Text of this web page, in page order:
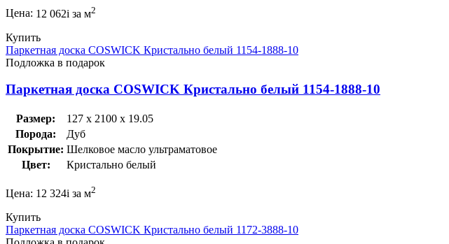
Цена: 12 062i за м2
Купить
Паркетная доска COSWICK Кристально белый 1154-1888-10
Подложка в подарок
Паркетная доска COSWICK Кристально белый 1154-1888-10
Размер:
127 x 2100 x 19.05
Порода:
Дуб
Покрытие: Шелковое масло ультраматовое
Цвет:
Кристально белый
Цена: 12 324i за м2
Купить
Паркетная доска COSWICK Кристально белый 1172-3888-10